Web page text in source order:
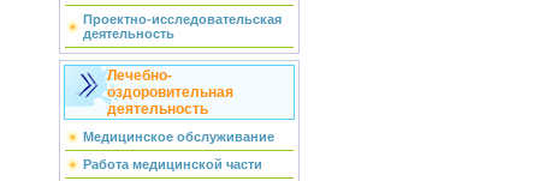
Проектно-исследовательская
деятельность
Лечебно-
оздоровительная
деятельность
Медицинское обслуживание
Работа медицинской части